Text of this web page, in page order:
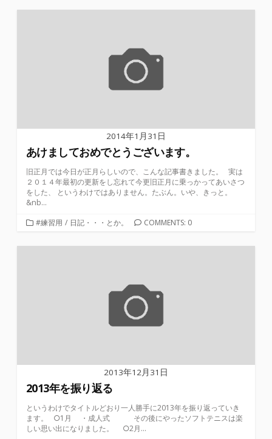
ー
2014年1月31日
あけましておめでとうございます。
旧正月では今日が正月らしいので、こんな記事書きました。 実は
２０１４年最初の更新をし忘れて今更旧正月に乗っかってあいさつ
をした、 というわけではありません。たぶん。いや、きっと。
&nb...
カ
ゴ
#練習用 / 日記・・・とか。 COMMENTS: 0
2013年12月31日
2013年を振り返る
というわけでタイトルどおり一人勝手に2013年を振り返っていき
ます。 ○1月 ・成人式 その後にやったソフトテニスは楽
しい思い出になりました。 ○2月...